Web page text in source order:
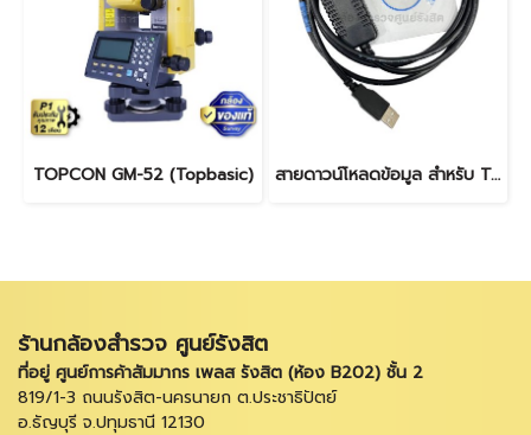
TOPCON GM-52 (Topbasic) สายดาวน์โหลดข้อมูล สำหรับ TOPCON,SOKKIA GM,IM,GTS1002
ร้านกล้องสำรวจ ศูนย์รังสิต
ที่อยู่ ศูนย์การค้าสัมมากร เพลส รังสิต (ห้อง B202) ชั้น 2
819/1-3 ถนนรังสิต-นครนายก ต.ประชาธิปัตย์
อ.ธัญบุรี จ.ปทุมธานี 12130